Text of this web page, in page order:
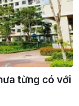
từng có với